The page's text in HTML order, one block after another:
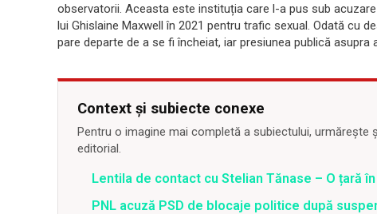
observatorii. Aceasta este instituția care l-a pus sub
lui Ghislaine Maxwell în 2021 pentru trafic sexual. Odată cu
pare departe de a se fi încheiat, iar presiunea publică
Context și subiecte conexe
Pentru o imagine mai completă a subiectului, urmărește
editorial.
Lentila de contact cu Stelian Tănase – O țară
PNL acuză PSD de blocaje politice după